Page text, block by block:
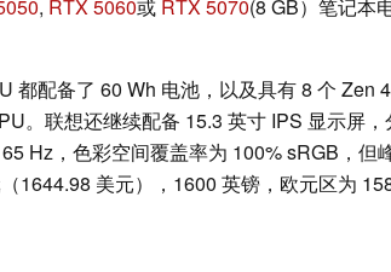
, RTX 5060或 RTX 5070(8 GB）笔记本
都配备了 60 Wh 电池，以及具有 8 个 Zen
。联想还继续配备 15.3 英寸 IPS 显示屏
Hz，色彩空间覆盖率为 100% sRGB，但
1644.98 美元），1600 英镑，欧元区为